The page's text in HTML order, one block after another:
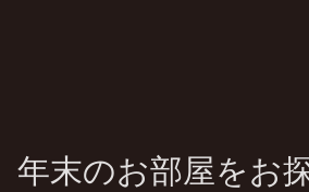
年末のお部屋をお